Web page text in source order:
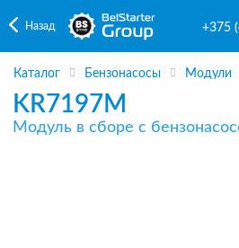
Назад +375
Каталог Бензонасосы Модули
KR7197M
Модуль в сборе с